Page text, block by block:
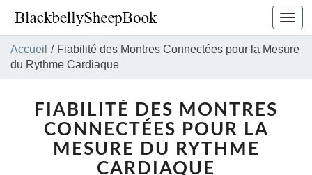
la
Accueil / Fiabilité des Montres Connectées pour la Mesure
du Rythme Cardiaque
FIABILITÉ DES MONTRES
CONNECTÉES POUR LA
MESURE DU RYTHME
CARDIAQUE